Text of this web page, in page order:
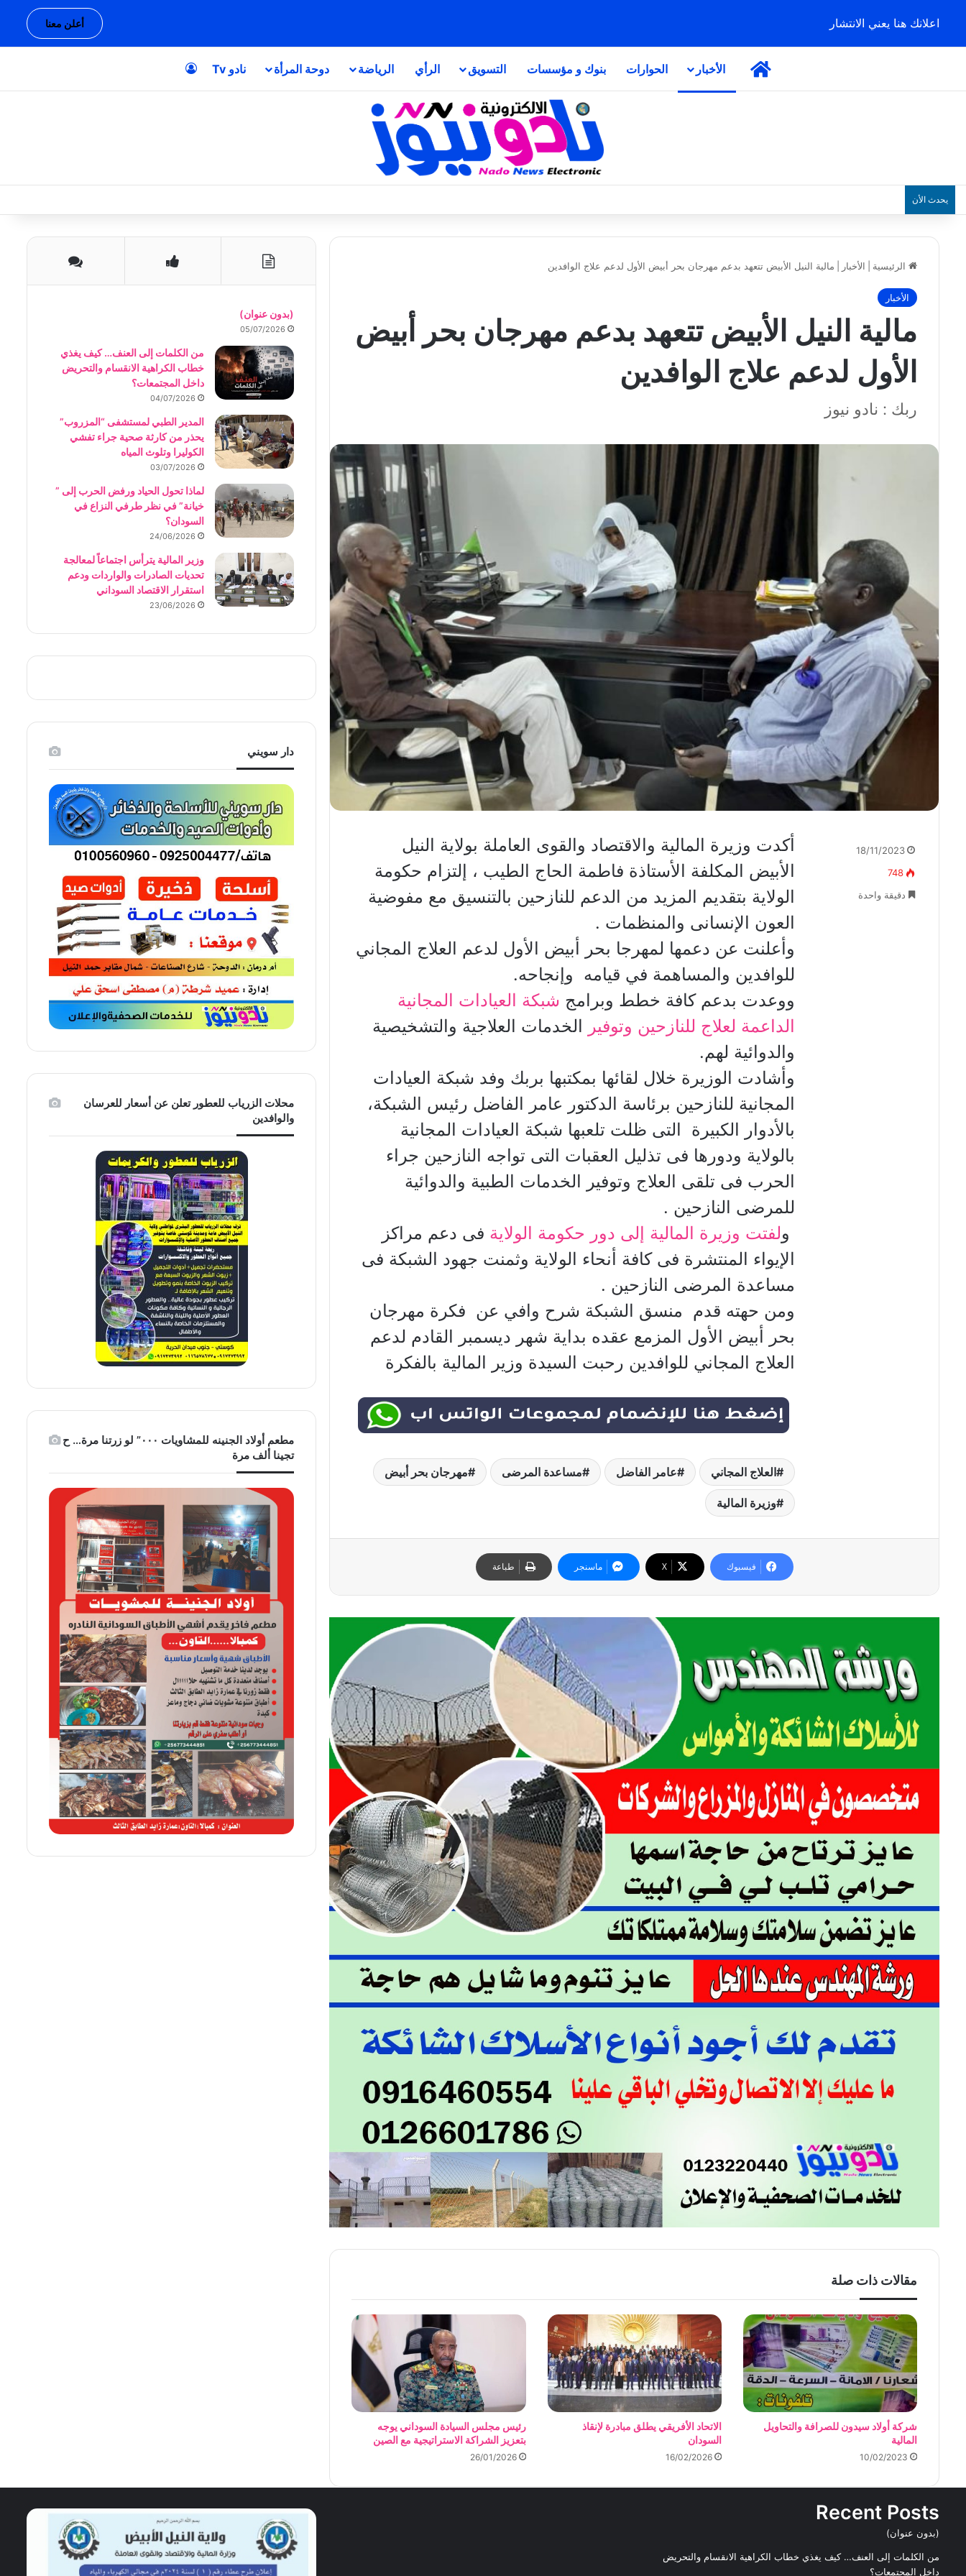
اعلانك هنا يعني الانتشار أعلن معنا
الرئيسيةالأخبار الحوارات بنوك و مؤسسات التسويق الرأي الرياضة دوحة المرأة نادو Tv
يحدث الأن
الرئيسية الأخبار مالية النيل الأبيض تتعهد بدعم مهرجان بحر أبيض الأول لدعم علاج الوافدين
الأخبار
مالية النيل الأبيض تتعهد بدعم مهرجان بحر أبيض
الأول لدعم علاج الوافدين
ربك : نادو نيوز
أكدت وزيرة المالية والاقتصاد والقوى العاملة بولاية النيل
الأبيض المكلفة الأستاذة فاطمة الحاج الطيب ، إلتزام حكومة
الولاية بتقديم المزيد من الدعم للنازحين بالتنسيق مع مفوضية
العون الإنسانى والمنظمات .
وأعلنت عن دعمها لمهرجا بحر أبيض الأول لدعم العلاج المجاني
للوافدين والمساهمة في قيامه وإنجاحه.
ووعدت بدعم كافة خطط وبرامج شبكة العيادات المجانية
الداعمة لعلاج للنازحين وتوفير الخدمات العلاجية والتشخيصية
والدوائية لهم.
وأشادت الوزيرة خلال لقائها بمكتبها بربك وفد شبكة العيادات
المجانية للنازحين برئاسة الدكتور عامر الفاضل رئيس الشبكة،
بالأدوار الكبيرة التى ظلت تلعبها شبكة العيادات المجانية
بالولاية ودورها فى تذليل العقبات التى تواجه النازحين جراء
الحرب فى تلقى العلاج وتوفير الخدمات الطبية والدوائية
للمرضى النازحين .
ولفتت وزيرة المالية إلى دور حكومة الولاية فى دعم مراكز
الإيواء المنتشرة فى كافة أنحاء الولاية وثمنت جهود الشبكة فى
مساعدة المرضى النازحين .
ومن حهته قدم منسق الشبكة شرح وافي عن فكرة مهرجان
بحر أبيض الأول المزمع عقده بداية شهر ديسمبر القادم لدعم
العلاج المجاني للوافدين رحبت السيدة وزير المالية بالفكرة
العلاج المجاني عامر الفاضل مساعدة المرضى مهرجان بحر أبيض
وزيرة المالية
18/11/2023
748
دقيقة واحدة
فيسبوك ‫X ماسنجر طباعة
مقالات ذات صلة
شركة أولاد سيدون للصرافة والتحاويل
المالية
10/02/2023
الاتحاد الأفريقي يطلق مبادرة لإنقاذ
السودان
16/02/2026
رئيس مجلس السيادة السوداني يوجه
بتعزيز الشراكة الاستراتيجية مع الصين
26/01/2026
(بدون عنوان)
05/07/2026
من الكلمات إلى العنف… كيف يغذي
خطاب الكراهية الانقسام والتحريض
داخل المجتمعات؟
04/07/2026
المدير الطبي لمستشفى “المزروب”
يحذر من كارثة صحية جراء تفشي
الكوليرا وتلوث المياه
03/07/2026
لماذا تحول الحياد ورفض الحرب إلى ”
خيانة” في نظر طرفي النزاع في
السودان؟
24/06/2026
وزير المالية يترأس اجتماعاً لمعالجة
تحديات الصادرات والواردات ودعم
استقرار الاقتصاد السوداني
23/06/2026
دار سويني
محلات الزرياب للعطور تعلن عن أسعار للعرسان
والوافدين
مطعم أولاد الجنينه للمشاويات ٠٠٠” لو زرتنا مرة… ح
تجينا ألف مرة
Recent Posts
(بدون عنوان)
من الكلمات إلى العنف… كيف يغذي خطاب الكراهية الانقسام والتحريض
داخل المجتمعات؟